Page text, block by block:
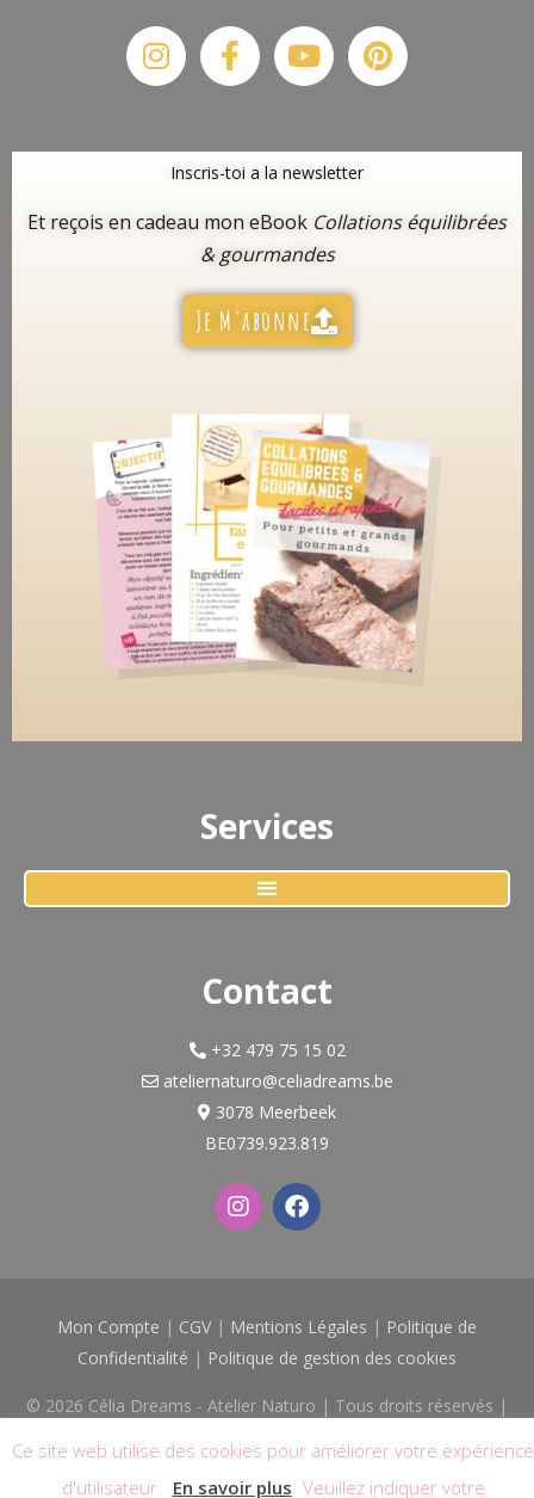
InstagramFacebook-
f
YoutubePinterest
Inscris-toi a la newsletter
Et reçois en cadeau mon eBook Collations équilibrées
& gourmandes
Je M'abonne
Services
Contact
+32 479 75 15 02
ateliernaturo@celiadreams.be
3078 Meerbeek
BE0739.923.819
I
n
s
r
a
F
a
c
o
k
Mon Compte | CGV | Mentions Légales | Politique de
Confidentialité | Politique de gestion des cookies
© 2026 Célia Dreams - Atelier Naturo | Tous droits réservés |
Ce site web utilise des cookies pour améliorer votre expérience
d'utilisateur. En savoir plus Veuillez indiquer votre